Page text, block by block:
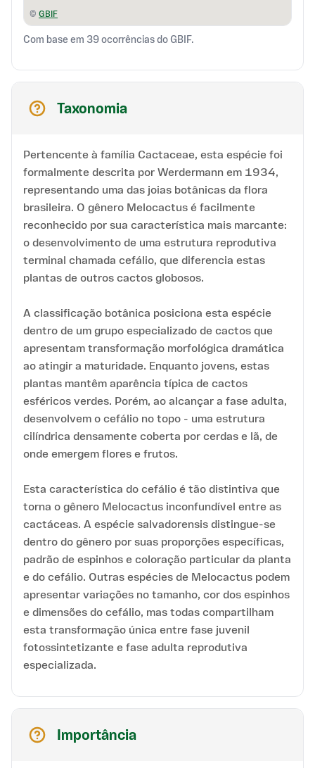
© GBIF
Com base em 39 ocorrências do GBIF.
Taxonomia
Pertencente à família Cactaceae, esta espécie foi
formalmente descrita por Werdermann em 1934,
representando uma das joias botânicas da flora
brasileira. O gênero Melocactus é facilmente
reconhecido por sua característica mais marcante:
o desenvolvimento de uma estrutura reprodutiva
terminal chamada cefálio, que diferencia estas
plantas de outros cactos globosos.
A classificação botânica posiciona esta espécie
dentro de um grupo especializado de cactos que
apresentam transformação morfológica dramática
ao atingir a maturidade. Enquanto jovens, estas
plantas mantêm aparência típica de cactos
esféricos verdes. Porém, ao alcançar a fase adulta,
desenvolvem o cefálio no topo - uma estrutura
cilíndrica densamente coberta por cerdas e lã, de
onde emergem flores e frutos.
Esta característica do cefálio é tão distintiva que
torna o gênero Melocactus inconfundível entre as
cactáceas. A espécie salvadorensis distingue-se
dentro do gênero por suas proporções específicas,
padrão de espinhos e coloração particular da planta
e do cefálio. Outras espécies de Melocactus podem
apresentar variações no tamanho, cor dos espinhos
e dimensões do cefálio, mas todas compartilham
esta transformação única entre fase juvenil
fotossintetizante e fase adulta reprodutiva
especializada.
Importância